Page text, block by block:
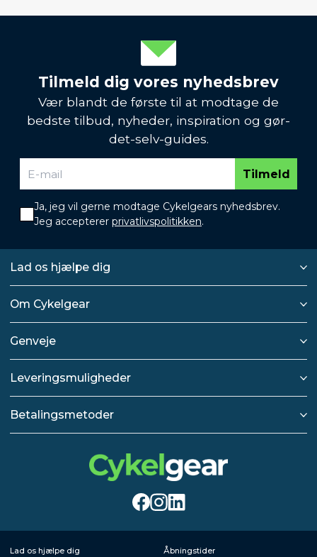
Tilmeld dig vores nyhedsbrev
Vær blandt de første til at modtage de
bedste tilbud, nyheder, inspiration og gør-
det-selv-guides.
Tilmeld
Ja, jeg vil gerne modtage Cykelgears nyhedsbrev.
Jeg accepterer privatlivspolitikken.
Lad os hjælpe dig
Om Cykelgear
Genveje
Leveringsmuligheder
Betalingsmetoder
Lad os hjælpe dig Åbningstider